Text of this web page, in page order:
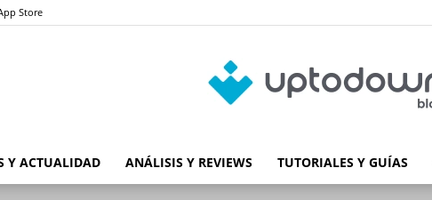
Store
Blog
Y ACTUALIDAD ANÁLISIS Y REVIEWS TUTORIALES Y GUÍAS